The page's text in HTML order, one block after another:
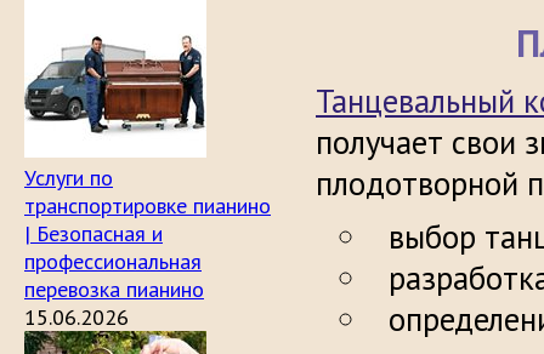
Услуги по
транспортировке пианино
| Безопасная и
профессиональная
перевозка пианино
15.06.2026
Танцевальный
получает свои
плодотворной
выбор